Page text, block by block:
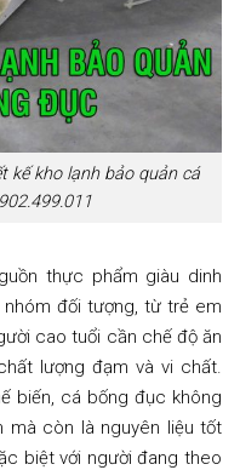
kế kho lạnh bảo quản cá
thực phẩm giàu dinh
nhóm đối tượng, từ trẻ em
cao tuổi cần chế độ ăn
lượng đạm và vi chất.
biến, cá bống đục không
mà còn là nguyên liệu tốt
biệt với người đang theo